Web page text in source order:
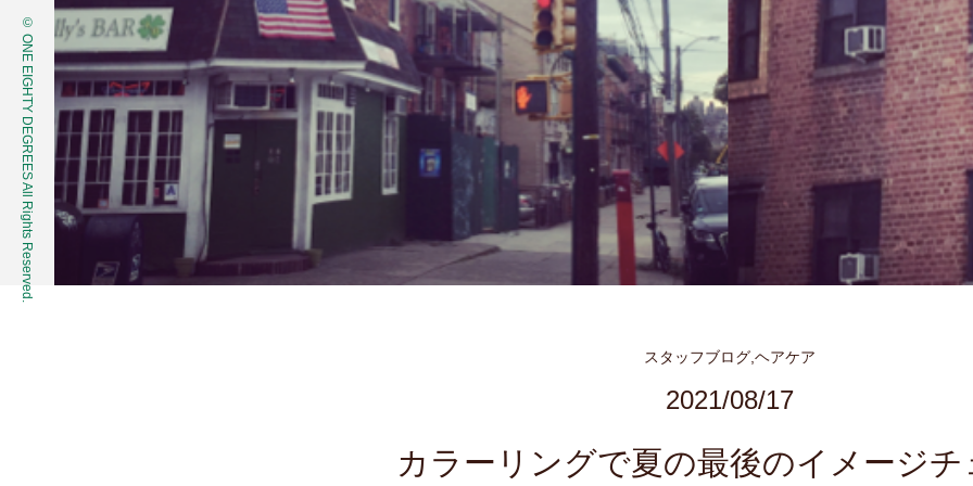
© ONE EIGHTY DEGREES All Rights Reserved.
スタッフブログ,ヘアケア
2021/08/17
カラーリングで夏の最後のイメージチ